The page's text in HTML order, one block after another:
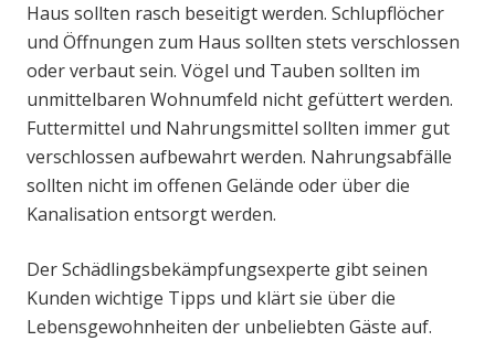
Haus sollten rasch beseitigt werden. Schlupflöcher
und Öffnungen zum Haus sollten stets verschlossen
oder verbaut sein. Vögel und Tauben sollten im
unmittelbaren Wohnumfeld nicht gefüttert werden.
Futtermittel und Nahrungsmittel sollten immer gut
verschlossen aufbewahrt werden. Nahrungsabfälle
sollten nicht im offenen Gelände oder über die
Kanalisation entsorgt werden.
Der Schädlingsbekämpfungsexperte gibt seinen
Kunden wichtige Tipps und klärt sie über die
Lebensgewohnheiten der unbeliebten Gäste auf.